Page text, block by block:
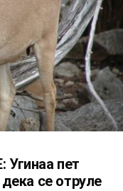
пет
се oтруле